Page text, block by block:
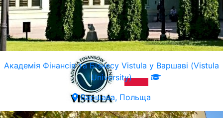
Академія Фінансів та Бізнесу Vistula у Варшаві (Vistula
University)
Варшава, Польща